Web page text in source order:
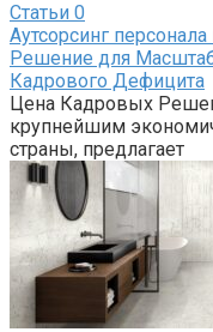
Статьи 0
Аутсорсинг
Решение для
Кадрового Дефицита
Цена Кадровых
крупнейшим
страны, предлагает